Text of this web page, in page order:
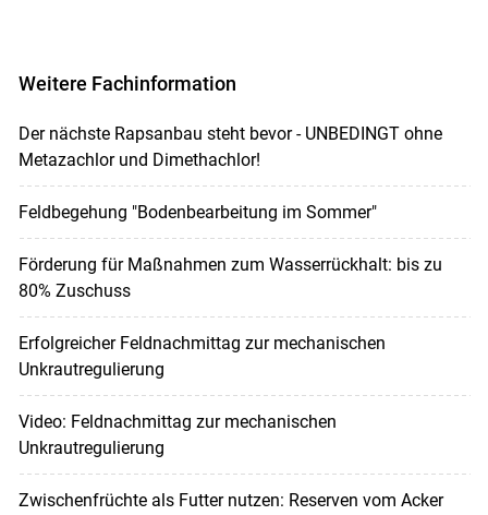
Weitere Fachinformation
Der nächste Rapsanbau steht bevor - UNBEDINGT ohne
Metazachlor und Dimethachlor!
Feldbegehung "Bodenbearbeitung im Sommer"
Förderung für Maßnahmen zum Wasserrückhalt: bis zu
80% Zuschuss
Erfolgreicher Feldnachmittag zur mechanischen
Unkrautregulierung
Video: Feldnachmittag zur mechanischen
Unkrautregulierung
Zwischenfrüchte als Futter nutzen: Reserven vom Acker